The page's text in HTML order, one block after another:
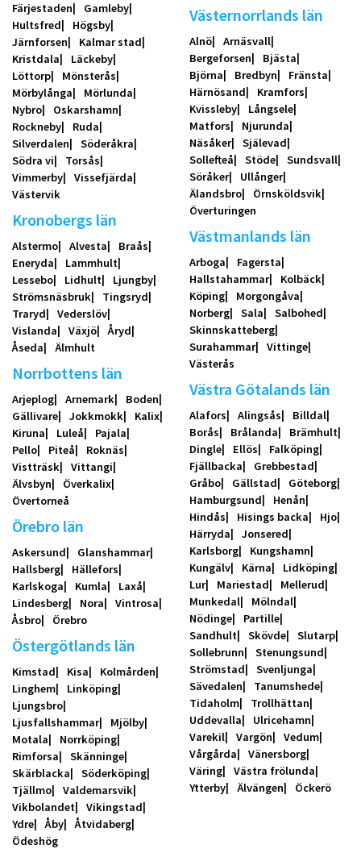
Färjestaden
Gamleby
Hultsfred
Högsby
Järnforsen
Kalmar stad
Kristdala
Läckeby
Löttorp
Mönsterås
Mörbylånga
Mörlunda
Nybro
Oskarshamn
Rockneby
Ruda
Silverdalen
Söderåkra
Södra vi
Torsås
Vimmerby
Vissefjärda
Västervik
Kronobergs län
Alstermo Alvesta
Braås
Eneryda
Lammhult
Lessebo
Lidhult
Ljungby
Strömsnäsbruk
Tingsryd
Traryd
Vederslöv
Vislanda
Växjö
Åryd
Åseda
Älmhult
Norrbottens län
Arjeplog Arnemark
Boden
Gällivare
Jokkmokk
Kalix
Kiruna
Luleå
Pajala
Pello
Piteå
Roknäs
Vistträsk
Vittangi
Älvsbyn
Överkalix
Övertorneå
Örebro län
Askersund
Glanshammar
Hallsberg
Hällefors
Karlskoga
Kumla
Laxå
Lindesberg
Nora
Vintrosa
Åsbro
Örebro
Östergötlands län
Kimstad Kisa
Kolmården
Linghem
Linköping
Ljungsbro
Ljusfallshammar
Mjölby
Motala
Norrköping
Rimforsa
Skänninge
Skärblacka
Söderköping
Tjällmo
Valdemarsvik
Vikbolandet
Vikingstad
Ydre
Åby
Åtvidaberg
Ödeshög
Västernorrlands län
Alnö
Arnäsvall
Bergeforsen
Bjästa
Björna
Bredbyn
Fränsta
Härnösand
Kramfors
Kvissleby
Långsele
Matfors
Njurunda
Näsåker
Själevad
Sollefteå
Stöde
Sundsvall
Söråker
Ullånger
Älandsbro
Örnsköldsvik
Överturingen
Västmanlands län
Arboga
Fagersta
Hallstahammar
Kolbäck
Köping
Morgongåva
Norberg
Sala
Salbohed
Skinnskatteberg
Surahammar
Vittinge
Västerås
Västra Götalands län
Alafors Alingsås
Billdal
Borås
Brålanda
Brämhult
Dingle
Ellös
Falköping
Fjällbacka
Grebbestad
Gråbo
Gällstad
Göteborg
Hamburgsund
Henån
Hindås
Hisings backa
Hjo
Härryda
Jonsered
Karlsborg
Kungshamn
Kungälv
Kärna
Lidköping
Lur
Mariestad
Mellerud
Munkedal
Mölndal
Nödinge
Partille
Sandhult
Skövde
Slutarp
Sollebrunn
Stenungsund
Strömstad
Svenljunga
Sävedalen
Tanumshede
Tidaholm
Trollhättan
Uddevalla
Ulricehamn
Varekil
Vargön
Vedum
Vårgårda
Vänersborg
Väring
Västra frölunda
Ytterby
Älvängen Öckerö